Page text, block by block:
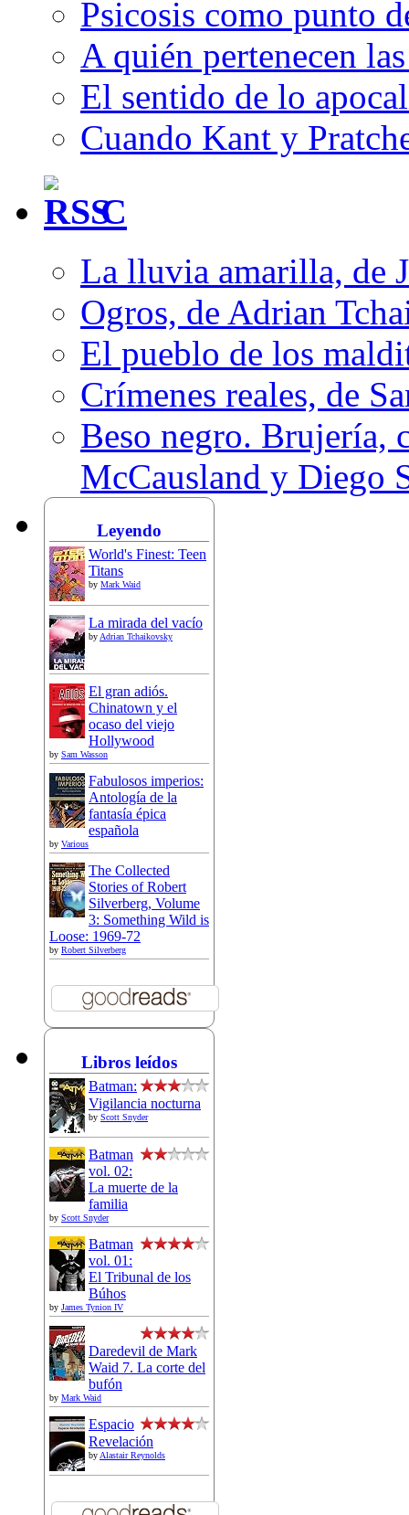
Psicosis como punto
A quién pertenecen
El sentido de lo
Cuando Kant y
C
La lluvia amarilla, de
Ogros, de Adrian
El pueblo de los
Crímenes reales, de
Beso negro. Brujería,
McCausland y Diego
Leyendo
World's Finest: Teen
Titans
by Mark Waid
La mirada del vacío
byAdrian Tchaikovsky
El gran adiós.
Chinatown y el
ocaso del viejo
Hollywood
by Sam Wasson
Fabulosos imperios:
Antología de la
fantasía épica
española
by Various
The Collected
Stories of Robert
Silverberg, Volume
3: Something Wild is
Loose: 1969-72
by Robert Silverberg
Libros leídos
Batman:
Vigilancia nocturna
by Scott Snyder
Batman
vol. 02:
La muerte de la
familia
by Scott Snyder
Batman
vol. 01:
El Tribunal de los
Búhos
by James Tynion IV
Daredevil de Mark
Waid 7. La corte del
bufón
by Mark Waid
Espacio
Revelación
byAlastair Reynolds